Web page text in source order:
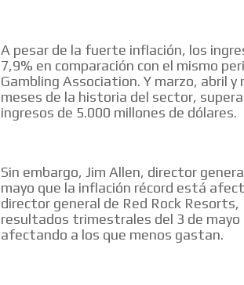
A pesar de la fuerte inflación, los
7,9% en comparación con el mismo
Gambling Association. Y marzo, abril
meses de la historia del sector,
ingresos de 5.000 millones de dólares.
Sin embargo, Jim Allen, director
mayo que la inflación récord está
director general de Red Rock
resultados trimestrales del 3 de
afectando a los que menos gastan.